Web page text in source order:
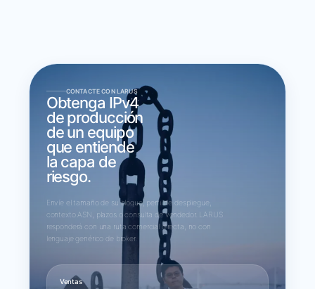
CONTACTE CON LARUS
Obtenga IPv4
de producción
de un equipo
que entiende
la capa de
riesgo.
Envíe el tamaño de su bloque, perfil de despliegue,
contexto ASN, plazos o consulta de vendedor. LARUS
responderá con una ruta comercial directa, no con
lenguaje genérico de broker.
Ventas